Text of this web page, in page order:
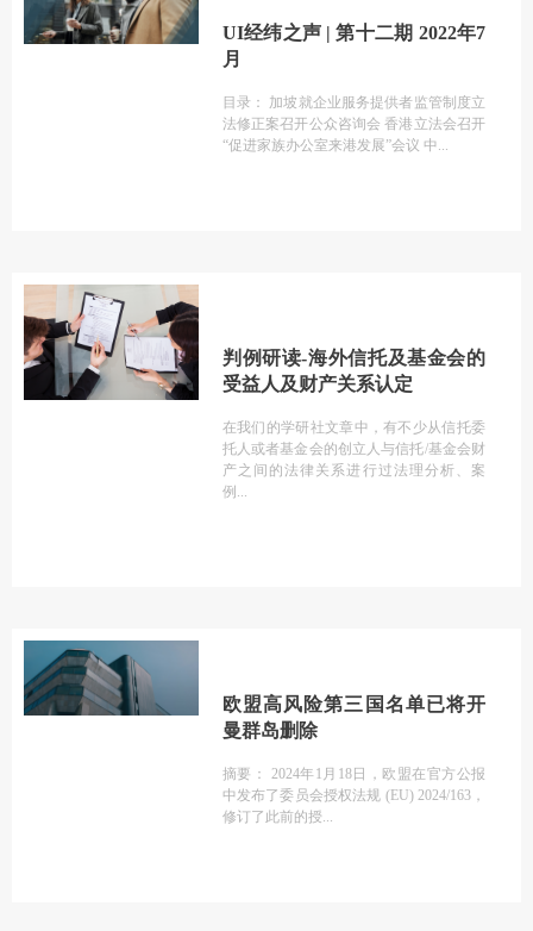
UI经纬之声 | 第十二期 2022年7
月
目录： 加坡就企业服务提供者监管制度立
法修正案召开公众咨询会 香港立法会召开
“促进家族办公室来港发展”会议 中
判例研读-海外信托及基金会的
受益人及财产关系认定
在我们的学研社文章中，有不少从信托委
托人或者基金会的创立人与信托/基金会财
产之间的法律关系进行过法理分析、案
例
欧盟高风险第三国名单已将开
曼群岛删除
摘要： 2024年1月18日，欧盟在官方公报
中发布了委员会授权法规 (EU) 2024/163，
修订了此前的授